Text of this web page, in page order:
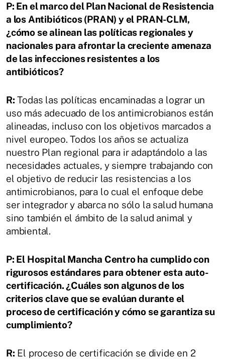
P: En el marco del Plan Nacional de Resistencia
a los Antibióticos (PRAN) y el PRAN-CLM,
¿cómo se alinean las políticas regionales y
nacionales para afrontar la creciente amenaza
de las infecciones resistentes a los
antibióticos?
R: Todas las políticas encaminadas a lograr un
uso más adecuado de los antimicrobianos están
alineadas, incluso con los objetivos marcados a
nivel europeo. Todos los años se actualiza
nuestro Plan regional para ir adaptándolo a las
necesidades actuales, y siempre trabajando con
el objetivo de reducir las resistencias a los
antimicrobianos, para lo cual el enfoque debe
ser integrador y abarca no sólo la salud humana
sino también el ámbito de la salud animal y
ambiental.
P: El Hospital Mancha Centro ha cumplido con
rigurosos estándares para obtener esta auto-
certificación. ¿Cuáles son algunos de los
criterios clave que se evalúan durante el
proceso de certificación y cómo se garantiza su
cumplimiento?
R: El proceso de certificación se divide en 2